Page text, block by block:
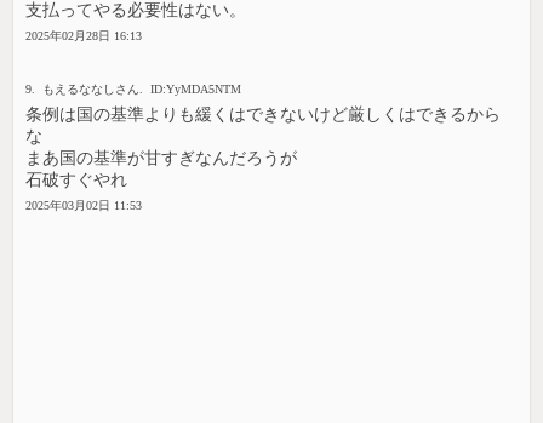
支払ってやる必要性はない。
2025年02月28日 16:13
9. もえるななしさん. ID:YyMDA5NTM
条例は国の基準よりも緩くはできないけど厳しくはできるから
な
まあ国の基準が甘すぎなんだろうが
石破すぐやれ
2025年03月02日 11:53